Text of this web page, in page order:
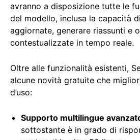
avranno a disposizione tutte le
del modello, inclusa la capacità
aggiornate, generare riassunti e
contestualizzate in tempo reale.
Oltre alle funzionalità esistenti,
alcune novità gratuite che
d’uso:
Supporto multilingue
sottostante è in grado di